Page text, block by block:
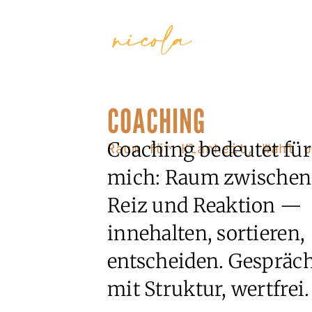
COACHING
Raum für Klarheit, Wahl
Coaching bedeutet für
mich: Raum zwischen
Reiz und Reaktion —
innehalten, sortieren,
entscheiden.
mit Struktur, wertfrei.